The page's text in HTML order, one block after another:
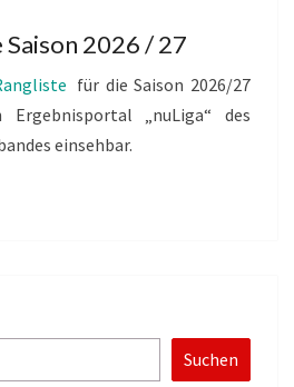
2026 / 27
für die Saison 2026/27
„nuLiga“ des
einsehbar.
Suchen